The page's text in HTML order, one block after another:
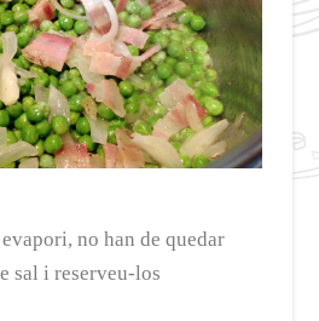
no han de quedar
sal i reserveu-los